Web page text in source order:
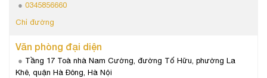
0345856660
Chỉ đường
Văn phòng đại diện
Tầng 17 Toà nhà Nam Cường, đường Tố Hữu, phường La
Khê, quận Hà Đông, Hà Nội